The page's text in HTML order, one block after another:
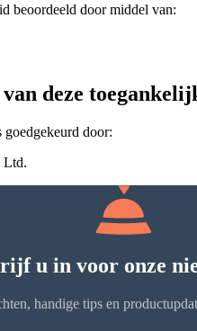
beoordeeld door middel van:
deze
door:
Ltd.
u in voor onze
handige tips en